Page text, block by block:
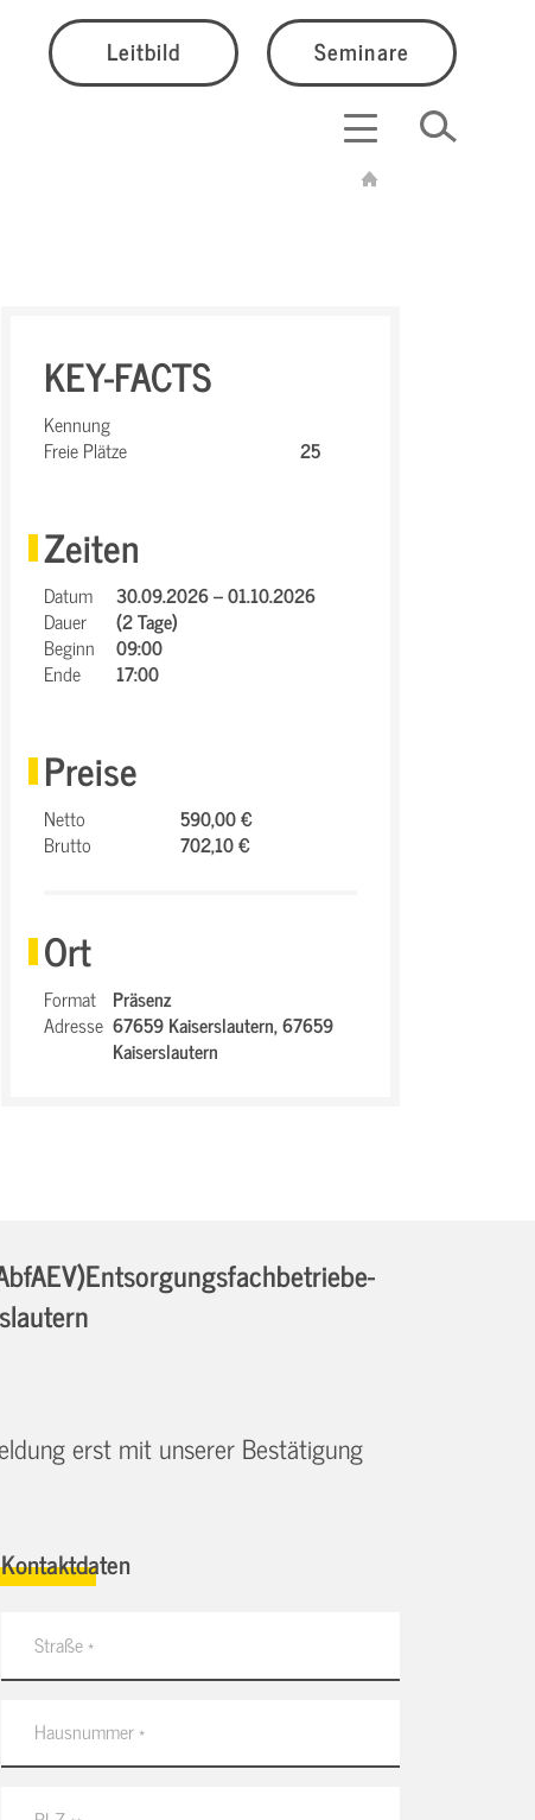
Leitbild Seminare
KEY-FACTS
Kennung
Freie Plätze
25
Zeiten
Datum
30.09.2026 – 01.10.2026
Dauer
(2 Tage)
Beginn
09:00
Ende
17:00
Preise
Netto
590,00 €
Brutto
702,10 €
Ort
Format Präsenz
Adresse 67659 Kaiserslautern,67659
Kaiserslautern
erst mit unserer Bestätigung
Kontaktdaten